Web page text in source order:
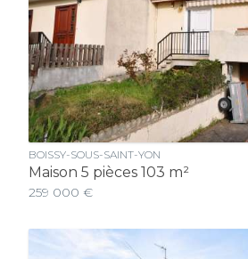
BOISSY-SOUS-SAINT-YON
Maison 5 pièces 103 m²
259 000 €